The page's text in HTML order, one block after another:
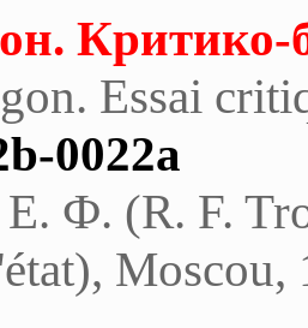
Критико-
Essai
0022a
Ф. (R. F.
Moscou,